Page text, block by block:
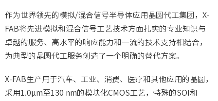
作为世界领先的模拟/混合信号半导体应用晶圆代工集团，X-
FAB将先进模拟和混合信号工艺技术方面扎实的专业知识与
卓越的服务、高水平的响应能力和一流的技术支持相结合，
为典型的晶圆代工服务创造了一个明确的替代方案。
X-FAB生产用于汽车、工业、消费、医疗和其他应用的晶圆，
采用1.0μm至130 nm的模块化CMOS工艺，特殊的SOI和